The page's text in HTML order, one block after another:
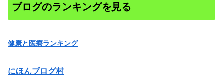
ブログのランキングを見る
健康と医療ランキング
にほんブログ村